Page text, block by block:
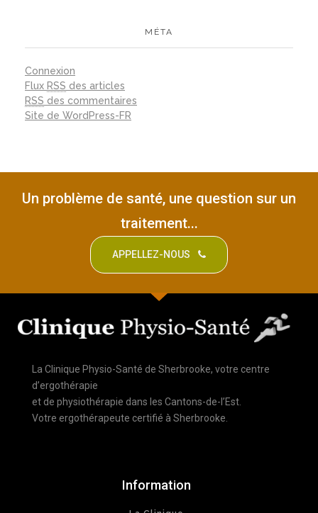
MÉTA
Connexion
Flux RSS des articles
RSS des commentaires
Site de WordPress-FR
Un problème de santé, une question sur un
traitement...
APPELLEZ-NOUS
La Clinique Physio-Santé de Sherbrooke, votre centre
d’ergothérapie
et de physiothérapie dans les Cantons-de-l’Est.
Votre ergothérapeute certifié à Sherbrooke.
Information